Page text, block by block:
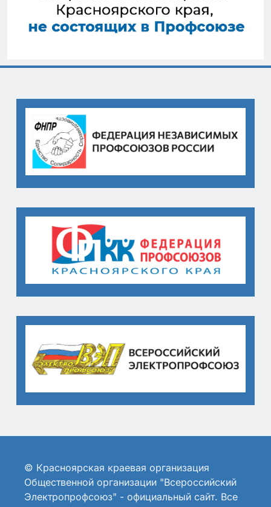
© Красноярская краевая организация
Общественной организации "Всероссийский
Электропрофсоюз" - официальный сайт. Все